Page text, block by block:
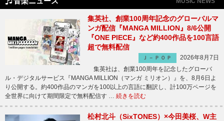
集英社、創業100周年記念のグローバルマ
ンガ配信『MANGA MILLION』8/6公開
『ONE PIECE』など約400作品を100言語
超で無料配信
Ｊ－ＰＯＰ
2026年8月7日
集英社は、創業100周年を記念したグローバ
ル・デジタルサービス『MANGA MILLION（マンガ ミリオン）』を、8月6日よ
り公開する。約400作品のマンガを100以上の言語に翻訳し、計100万ページを
全世界に向けて期間限定で無料配信す … 続きを読む
松村北斗（SixTONES）×今田美桜、W主